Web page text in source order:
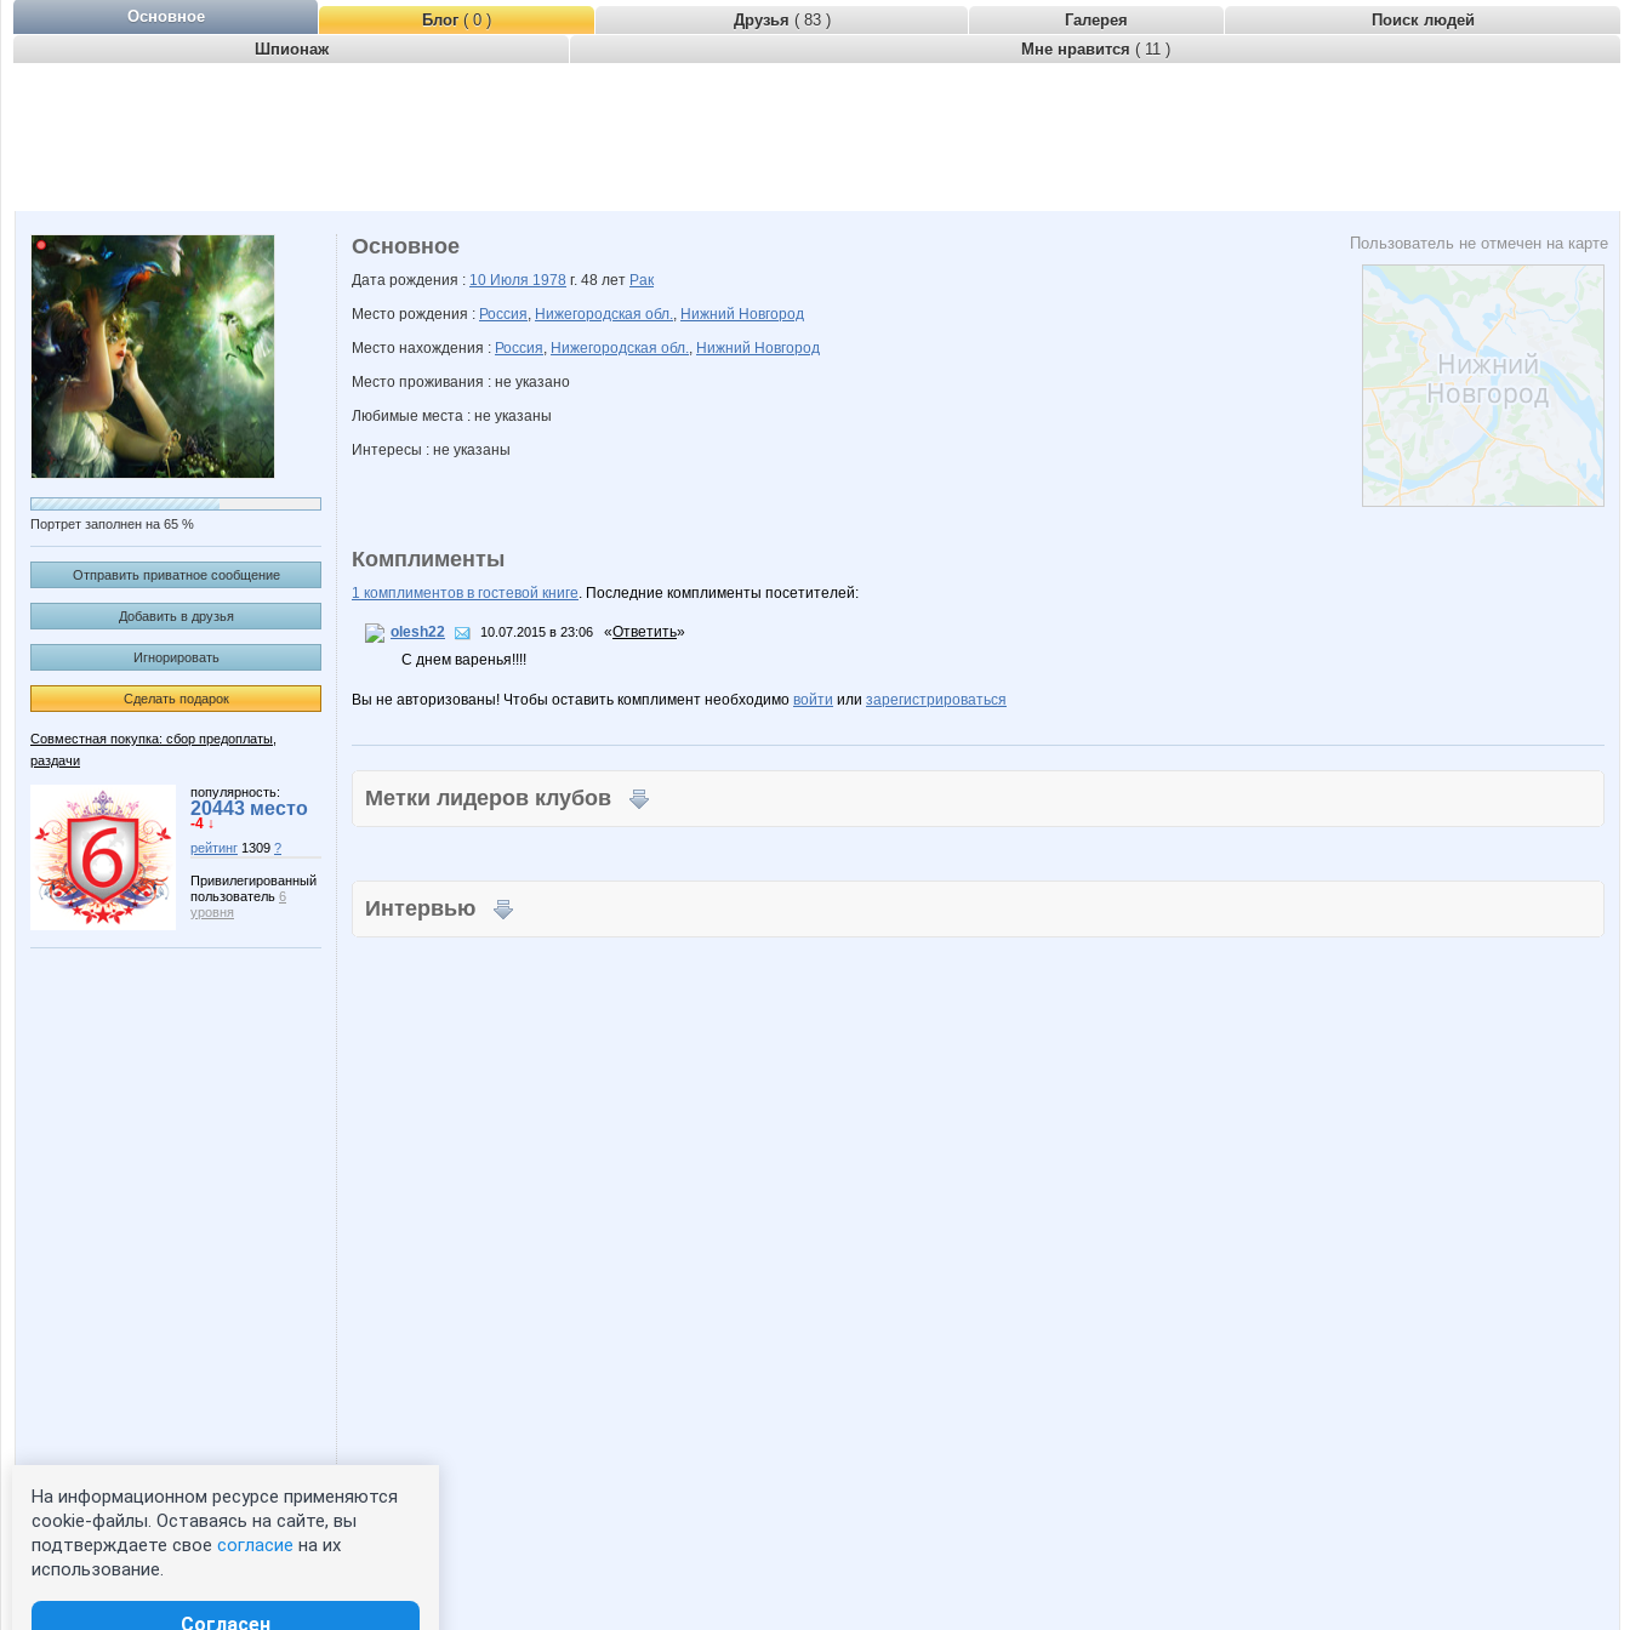
Основное Блог( 0 ) Друзья ( 83 ) Галерея
Поиск людей
Шпионаж
Мне нравится ( 11 )
Портрет заполнен на 65 %
Отправить приватное сообщение
Добавить в друзья
Игнорировать
Сделать подарок
Совместная покупка: сбор предоплаты,
раздачи
популярность:
20443 место
-4 ↓
рейтинг 1309 ?
Привилегированный
пользователь 6
уровня
Статистика портрета:
сейчас просматривают портрет - 0
зарегистрированные пользователи
Пользователь не отмечен на карте
Основное
Дата рождения : 10 Июля 1978 г. 48 лет Рак
Место рождения : Россия, Нижегородская обл., Нижний Новгород
Место нахождения : Россия, Нижегородская обл., Нижний Новгород
Место проживания : не указано
Любимые места : не указаны
Интересы : не указаны
Комплименты
1 комплиментов в гостевой книге. Последние комплименты посетителей:
olesh22 10.07.2015 в 23:06 «Ответить»
С днем варенья!!!!
Вы не авторизованы! Чтобы оставить комплимент необходимо войти или зарегистрироваться
Метки лидеров клубов
Интервью
На информационном ресурсе применяются
cookie-файлы. Оставаясь на сайте, вы
подтверждаете свое согласие на их
использование.
Согласен